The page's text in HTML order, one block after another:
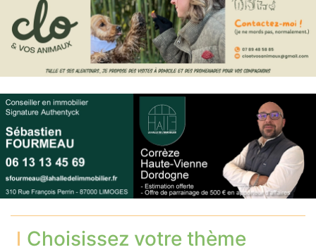
Choisissez votre thème